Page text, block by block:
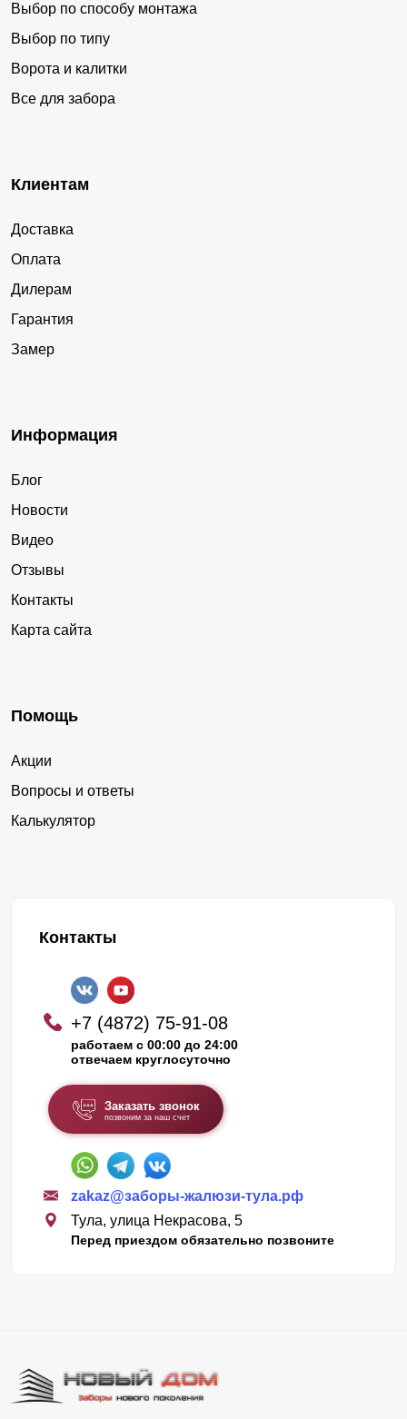
Выбор по способу монтажа
Выбор по типу
Ворота и калитки
Все для забора
Клиентам
Доставка
Оплата
Дилерам
Гарантия
Замер
Информация
Блог
Новости
Видео
Отзывы
Контакты
Карта сайта
Помощь
Акции
Вопросы и ответы
Калькулятор
Контакты
+7 (4872) 75-91-08
работаем с 00:00 до 24:00
отвечаем круглосуточно
Заказать звонок
позвоним за наш счет
zakaz@заборы-жалюзи-тула.рф
Тула, улица Некрасова, 5
Перед приездом обязательно позвоните